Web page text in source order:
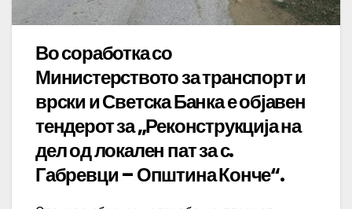
Во соработка со
Министерството за транспорт и
врски и Светска Банка е објавен
тендерот за „Реконструкција на
дел од локален пат за с.
Габревци – Општина Конче“.